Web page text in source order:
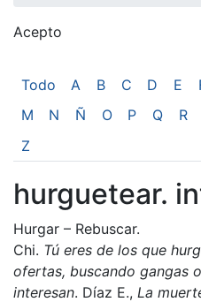
Acepto
Esto nos ayuda a
Todo A B C D E
M
N Ñ O P Q R
Z
hurguetear.
Hurgar – Rebuscar.
Chi. Tú eres de los que
ofertas, buscando gangas
interesan. Díaz E., La